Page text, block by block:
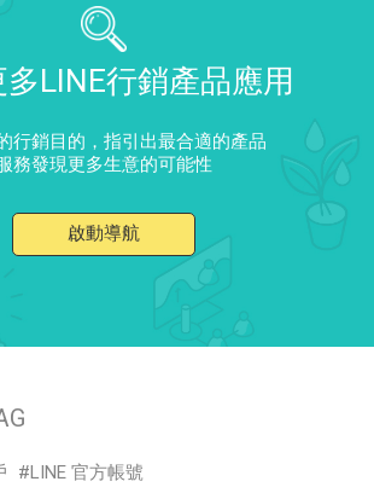
LINE行銷產品應用
行銷目的，指引出最合適的產品
務發現更多生意的可能性
啟動導航
LINE 官方帳號